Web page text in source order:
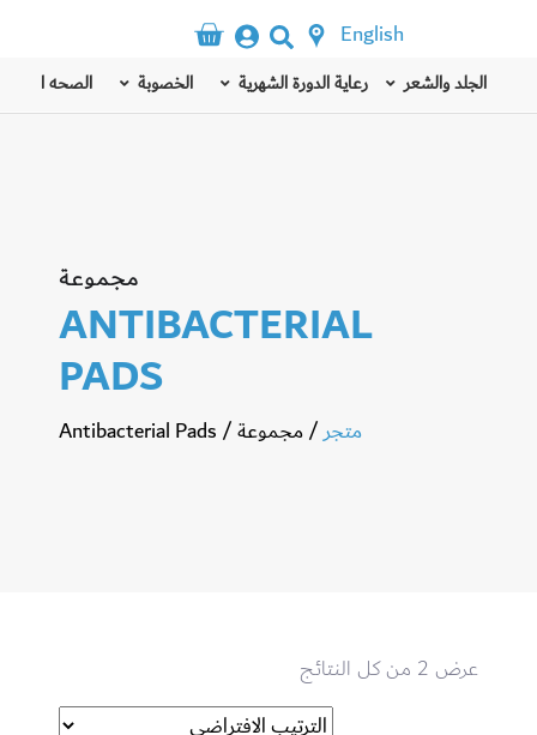
English
الجلد والشعر رعاية الدورة الشهرية الخصوبة الصحه
مجموعة
ANTIBACTERIAL
PADS
متجر/مجموعة/
Antibacterial Pads
عرض ⁦2⁩ من كل النتائج